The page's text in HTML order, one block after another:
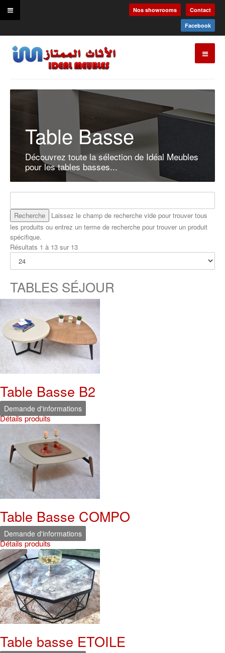
Contact
Nos showrooms
Facebook
Table Basse
Découvrez toute la sélection de Idéal Meubles
pour les tables basses...
Laissez le champ de recherche vide pour trouver tous
les produits ou entrez un terme de recherche pour trouver un produit
spécifique.
Résultats 1 à 13 sur 13
TABLES SÉJOUR
Table Basse B2
Demande d'informations
Détails produits
Table Basse COMPO
Demande d'informations
Détails produits
Table basse ETOILE